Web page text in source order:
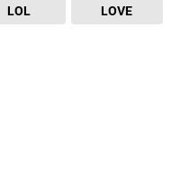
LOL LOVE